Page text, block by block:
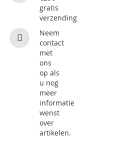
gratis
verzending
Neem
contact
met
ons
op als
u nog
meer
informatie
wenst
over
artikelen.